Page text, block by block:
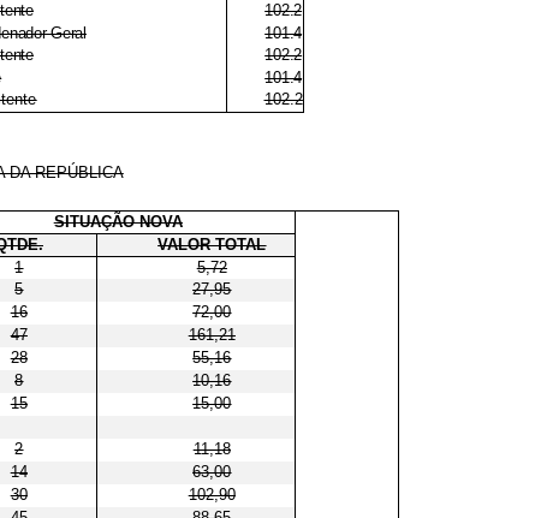
102.2
Geral
101.4
102.2
101.4
102.2
DA REPÚBLICA
SITUAÇÃO NOVA
VALOR TOTAL
1
5,72
5
27,95
16
72,00
47
161,21
28
55,16
8
10,16
15 15,00
2
11,18
14
63,00
30
102,90